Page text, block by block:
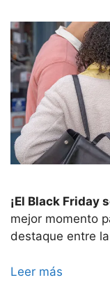
¡El Black Friday
mejor momento
destaque entre
Leer más